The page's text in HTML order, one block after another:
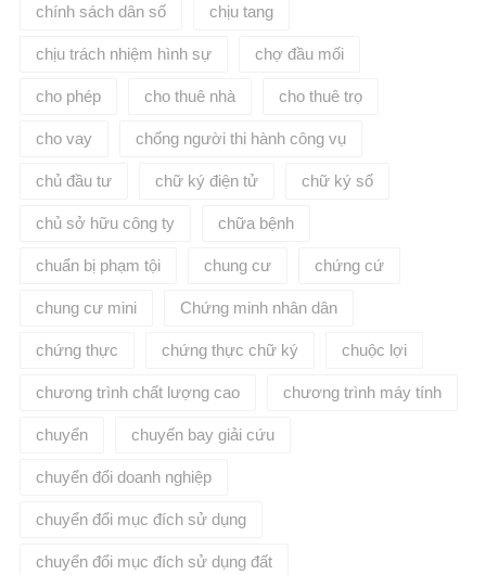
chính sách dân số chịu tang
chịu trách nhiệm hình sự chợ đầu mối
cho phép cho thuê nhà cho thuê trọ
cho vay chống người thi hành công vụ
chủ đầu tư chữ ký điện tử chữ ký số
chủ sở hữu công ty chữa bệnh
chuẩn bị phạm tội chung cư chứng cứ
chung cư mini Chứng minh nhân dân
chứng thực chứng thực chữ ký chuộc lợi
chương trình chất lượng cao chương trình máy tính
chuyển chuyến bay giải cứu
chuyển đổi doanh nghiệp
chuyển đổi mục đích sử dụng
chuyển đổi mục đích sử dụng đất